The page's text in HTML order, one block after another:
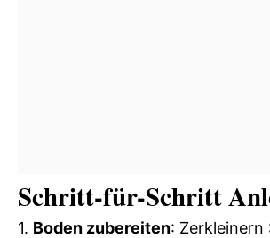
Schritt-für-Schritt
1. Boden zubereiten: Zerkleinern